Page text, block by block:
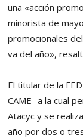
una «acción
minorista de
promocionales
va del año»,
El titular de la
CAME -a la cual
Atacyc y se
año por dos o